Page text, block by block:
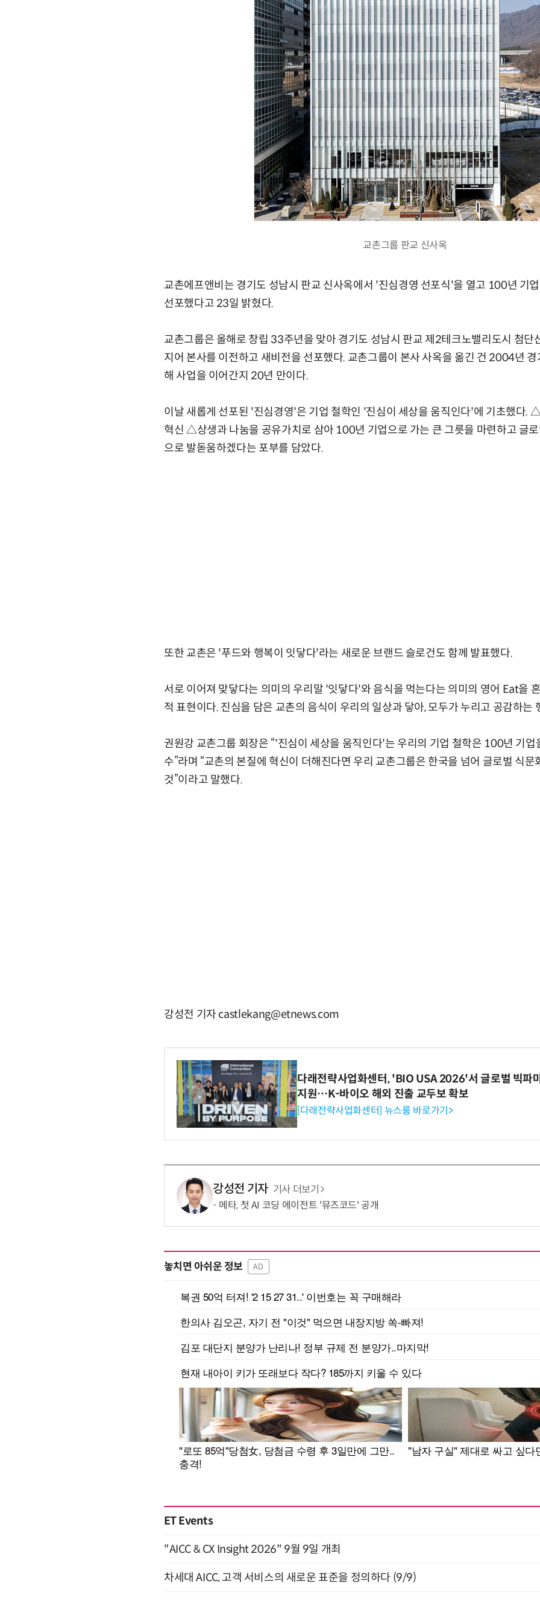
교촌그룹 판교 신사옥
교촌에프앤비는 경기도 성남시 판교 신사옥에서 '진심경영 선포식'을 열고 100년 기
선포했다고 23일 밝혔다.
교촌그룹은 올해로 창립 33주년을 맞아 경기도 성남시 판교 제2테크노밸리도시 첨단
지어 본사를 이전하고 새비전을 선포했다. 교촌그룹이 본사 사옥을 옮긴 건 2004년
해 사업을 이어간지 20년 만이다.
이날 새롭게 선포된 '진심경영'은 기업 철학인 '진심이 세상을 움직인다'에 기초했다.
혁신 △상생과 나눔을 공유가치로 삼아 100년 기업으로 가는 큰 그릇을 마련하고 글
으로 발돋움하겠다는 포부를 담았다.
또한 교촌은 '푸드와 행복이 잇닿다'라는 새로운 브랜드 슬로건도 함께 발표했다.
서로 이어져 맞닿다는 의미의 우리말 '잇닿다'와 음식을 먹는다는 의미의 영어 Eat을
적 표현이다. 진심을 담은 교촌의 음식이 우리의 일상과 닿아, 모두가 누리고 공감하는
권원강 교촌그룹 회장은 “'진심이 세상을 움직인다'는 우리의 기업 철학은 100년 기업
수”라며 “교촌의 본질에 혁신이 더해진다면 우리 교촌그룹은 한국을 넘어 글로벌 식문
것”이라고 말했다.
강성전 기자 castlekang@etnews.com
다래전략사업화센터, 'BIO USA 2026'서 글로벌 빅파
지원…K-바이오 해외 진출 교두보 확보
[다래전략사업화센터] 뉴스룸 바로가기>
강성전 기자 기사 더보기
메타, 첫 AI 코딩 에이전트 '뮤즈코드' 공개
놓치면 아쉬운 정보 AD
ET Events
"AICC & CX Insight 2026" 9월 9일 개최
차세대 AICC, 고객 서비스의 새로운 표준을 정의하다 (9/9)